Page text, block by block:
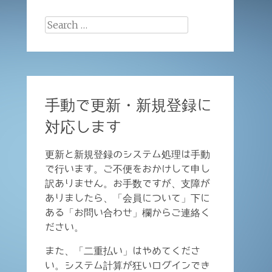
Search
手動で更新・新規登録に
対応します
更新と新規登録のシステム処理は手動
で行います。ご不便をおかけして申し
訳ありません。お手数ですが、支障が
ありましたら、「会員について」下に
ある「お問い合わせ」欄からご連絡く
ださい。
また、「二重払い」はやめてくださ
い。システム計算が狂いログインでき